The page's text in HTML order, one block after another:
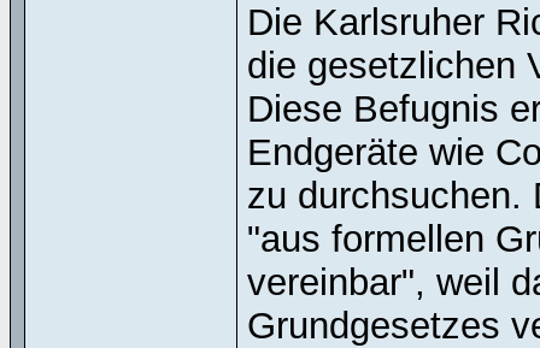
Die Karlsruher
die gesetzlichen
Diese Befugnis
Endgeräte wie
zu durchsuchen.
"aus formellen
vereinbar", weil
Grundgesetzes